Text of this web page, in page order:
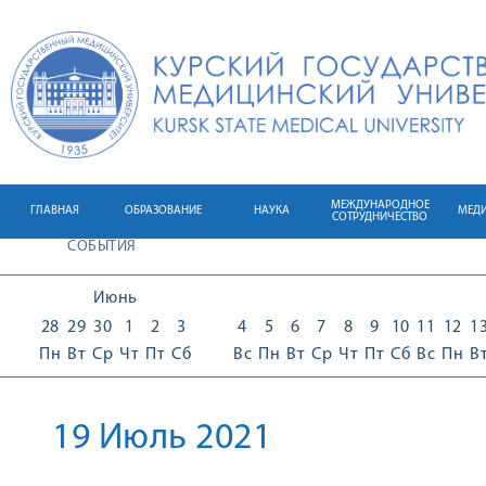
ГЛАВНАЯ ОБРАЗОВАНИЕ НАУКА
МЕЖДУНАРОДНОЕ
СОТРУДНИЧЕСТВО
СОБЫТИЯ
Июнь
28
Пн
29
Вт
30
Ср
1
Чт
2
Пт
3
Сб
4
Вс
5
Пн
6
Вт
7
Ср
8
Чт
9
Пт
10
Сб
11
Вс
12
Пн
19 Июль 2021